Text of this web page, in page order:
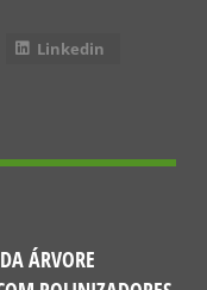
Linkedin
ÁRVORE